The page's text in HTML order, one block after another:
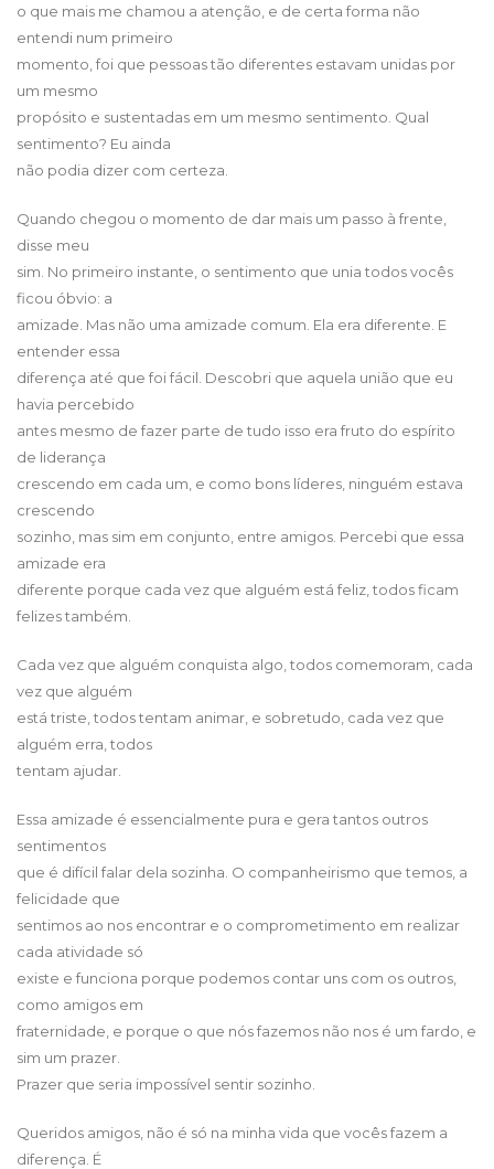
o que mais me chamou a atenção, e de certa forma não
entendi num primeiro
momento, foi que pessoas tão diferentes estavam unidas por
um mesmo
propósito e sustentadas em um mesmo sentimento. Qual
sentimento? Eu ainda
não podia dizer com certeza.
Quando chegou o momento de dar mais um passo à frente,
disse meu
sim. No primeiro instante, o sentimento que unia todos vocês
ficou óbvio: a
amizade. Mas não uma amizade comum. Ela era diferente. E
entender essa
diferença até que foi fácil. Descobri que aquela união que eu
havia percebido
antes mesmo de fazer parte de tudo isso era fruto do espírito
de liderança
crescendo em cada um, e como bons líderes, ninguém estava
crescendo
sozinho, mas sim em conjunto, entre amigos. Percebi que essa
amizade era
diferente porque cada vez que alguém está feliz, todos ficam
felizes também.
Cada vez que alguém conquista algo, todos comemoram, cada
vez que alguém
está triste, todos tentam animar, e sobretudo, cada vez que
alguém erra, todos
tentam ajudar.
Essa amizade é essencialmente pura e gera tantos outros
sentimentos
que é difícil falar dela sozinha. O companheirismo que temos, a
felicidade que
sentimos ao nos encontrar e o comprometimento em realizar
cada atividade só
existe e funciona porque podemos contar uns com os outros,
como amigos em
fraternidade, e porque o que nós fazemos não nos é um fardo, e
sim um prazer.
Prazer que seria impossível sentir sozinho.
Queridos amigos, não é só na minha vida que vocês fazem a
diferença. É